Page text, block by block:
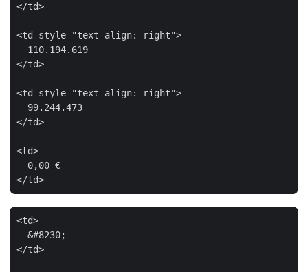
</td>
<td style="text-align: right">
  110.194.619
</td>
<td style="text-align: right">
  99.244.473
</td>
<td>
  0,00 €
<td>
  &#8230;
</td>